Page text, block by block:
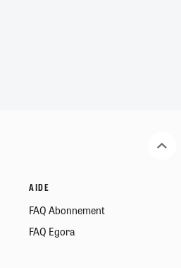
AIDE
FAQ Abonnement
FAQ Egora